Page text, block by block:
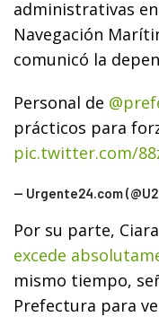
administrativas
Navegación
comunicó la
Personal de
prácticos para
pic.twitter.com/
— Urgente24.com
Por su parte,
excede
mismo tiempo,
Prefectura para